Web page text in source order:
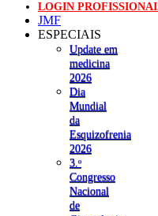
LOGIN
JMF
ESPECIAIS
Update em
medicina
2026
Dia
Mundial
da
Esquizofrenia
2026
3.ᵒ
Congresso
Nacional
de